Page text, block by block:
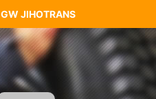
GW JIHOTRANS